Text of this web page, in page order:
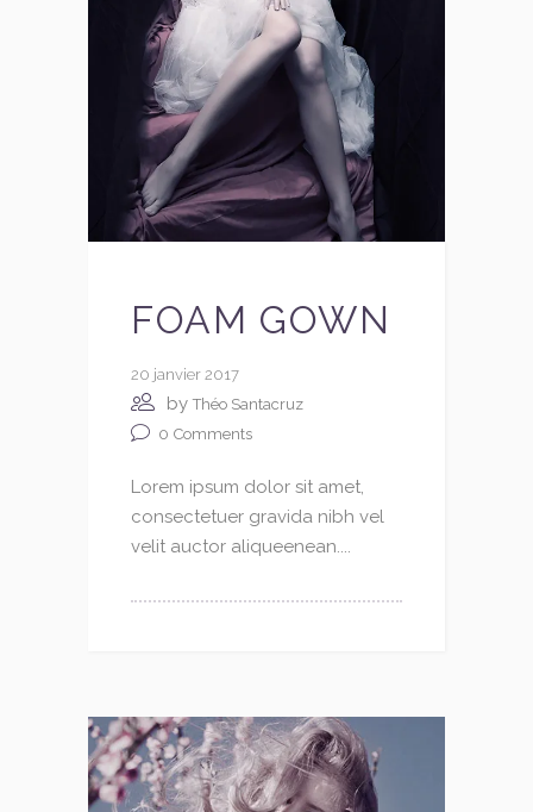
FOAM GOWN
20 janvier 2017
byThéo Santacruz
0 Comments
Lorem ipsum dolor sit amet,
consectetuer gravida nibh vel
velit auctor aliqueenean....